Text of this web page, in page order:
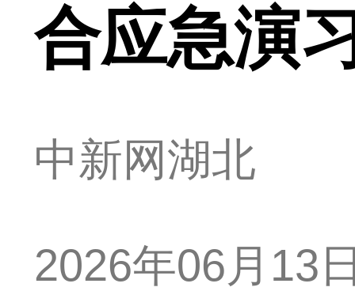
合应急演
中新网湖北
2026年06月13